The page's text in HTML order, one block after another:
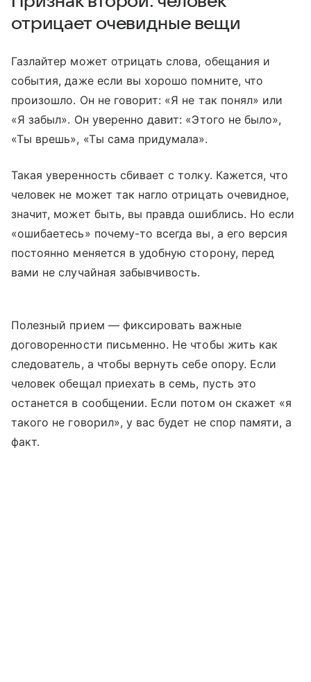
отрицает очевидные вещи
Газлайтер может отрицать слова, обещания и
события, даже если вы хорошо помните, что
произошло. Он не говорит: «Я не так понял» или
«Я забыл». Он уверенно давит: «Этого не было»,
«Ты врешь», «Ты сама придумала».
Такая уверенность сбивает с толку. Кажется, что
человек не может так нагло отрицать очевидное,
значит, может быть, вы правда ошиблись. Но если
«ошибаетесь» почему-то всегда вы, а его версия
постоянно меняется в удобную сторону, перед
вами не случайная забывчивость.
Полезный прием — фиксировать важные
договоренности письменно. Не чтобы жить как
следователь, а чтобы вернуть себе опору. Если
человек обещал приехать в семь, пусть это
останется в сообщении. Если потом он скажет «я
такого не говорил», у вас будет не спор памяти, а
факт.